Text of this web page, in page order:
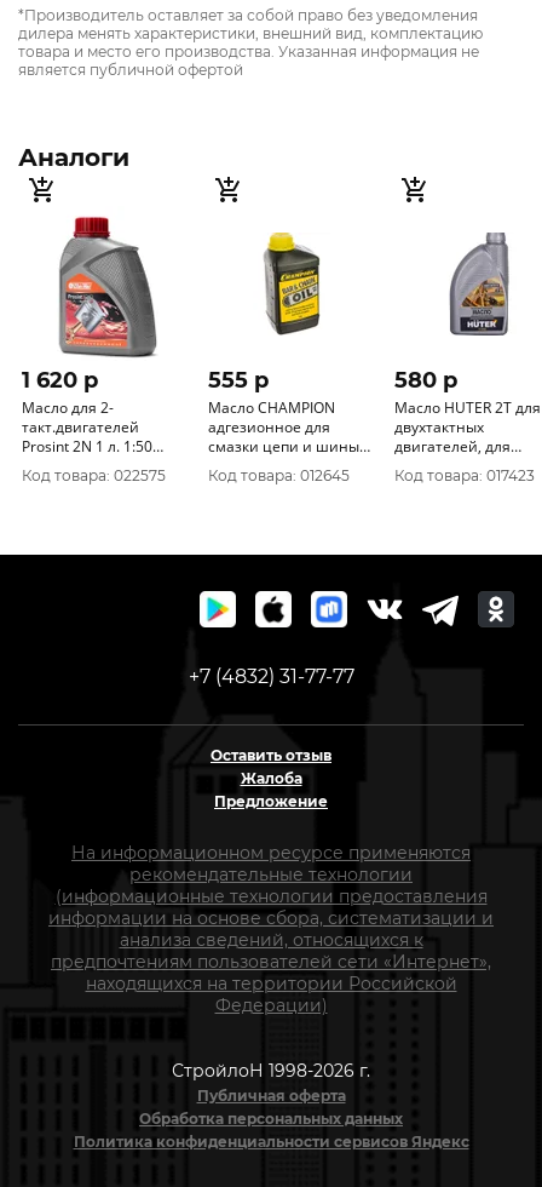
*Производитель оставляет за собой право без уведомления
дилера менять характеристики, внешний вид, комплектацию
товара и место его производства. Указанная информация не
является публичной офертой
Аналоги
1 620 p
Масло для 2-
такт.двигателей
Prosint 2N 1 л. 1:50
полусинтетическое
3555-006
Код товара: 022575
555 p
Масло CHAMPION
адгезионное для
смазки цепи и шины
(1л) 952824
Код товара: 012645
580 p
Масло HUTER 2Т для
двухтактных
двигателей, для
техники , 1л 73/8/3/2
Код товара: 017423
+7 (4832) 31-77-77
Оставить отзыв
Жалоба
Предложение
На информационном ресурсе применяются
рекомендательные технологии
(информационные технологии предоставления
информации на основе сбора, систематизации и
анализа сведений, относящихся к
предпочтениям пользователей сети «Интернет»,
находящихся на территории Российской
Федерации)
СтройлоН 1998-2026 г.
Публичная оферта
Обработка персональных данных
Политика конфиденциальности сервисов Яндекс